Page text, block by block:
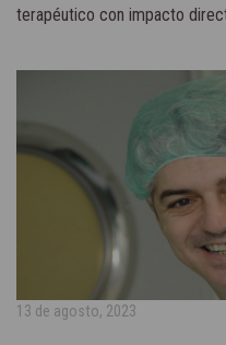
terapéutico con impacto
13 de agosto, 2023